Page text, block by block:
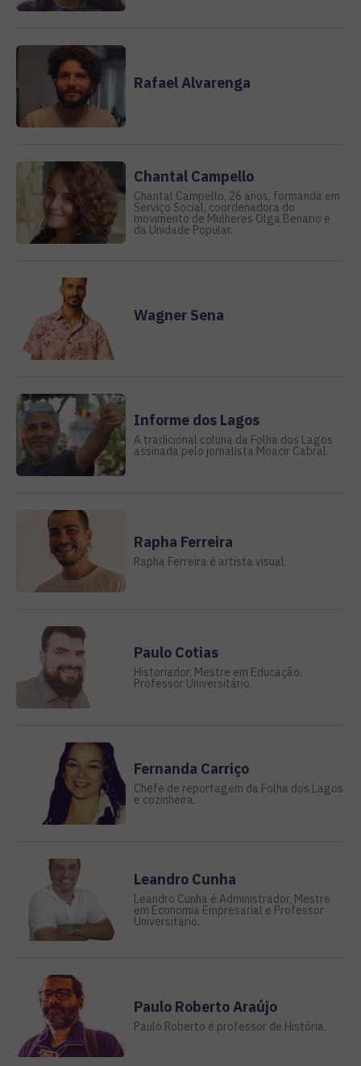
Rafael Alvarenga
Chantal Campello
Chantal Campello, 26 anos, formanda em
Serviço Social, coordenadora do
movimento de Mulheres Olga Benario e
da Unidade Popular.
Wagner Sena
Informe dos Lagos
A tradicional coluna da Folha dos Lagos
assinada pelo jornalista Moacir Cabral.
Rapha Ferreira
Rapha Ferreira é artista visual.
Paulo Cotias
Historiador, Mestre em Educação.
Professor Universitário.
Fernanda Carriço
Chefe de reportagem da Folha dos Lagos
e cozinheira.
Leandro Cunha
Leandro Cunha é Administrador, Mestre
em Economia Empresarial e Professor
Universitário.
Paulo Roberto Araújo
Paulo Roberto é professor de História.